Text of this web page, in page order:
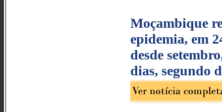
Moçambique
epidemia, em
desde
dias, segundo